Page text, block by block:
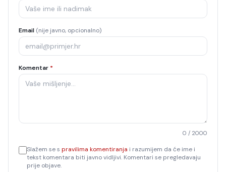
Email (nije javno, opcionalno)
Komentar *
0 / 2000
Slažem se s pravilima komentiranja i razumijem da će ime i
tekst komentara biti javno vidljivi. Komentari se pregledavaju
prije objave.